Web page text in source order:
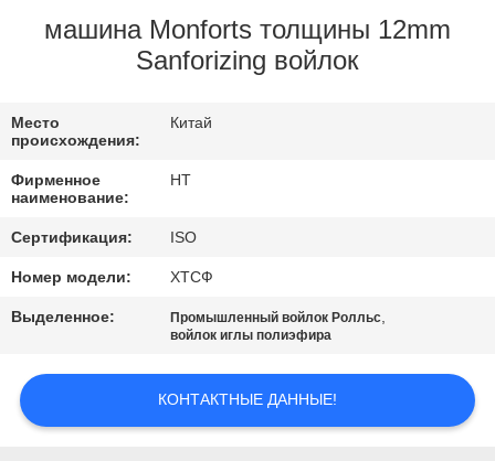
ПРОВЕРКА
СВЯЖИТЕСЬ
МЫ
НОВОСТИ
СПРОСИТЕ
ЦИТАТУ
SITEMAP
машина Monforts толщины 12mm
Sanforizing войлок
Место
происхождения:
Китай
Фирменное
наименование:
HT
Сертификация: ISO
Номер модели: ХТСФ
Выделенное: Промышленный войлок Ролльс,
войлок иглы полиэфира
КОНТАКТНЫЕ ДАННЫЕ!